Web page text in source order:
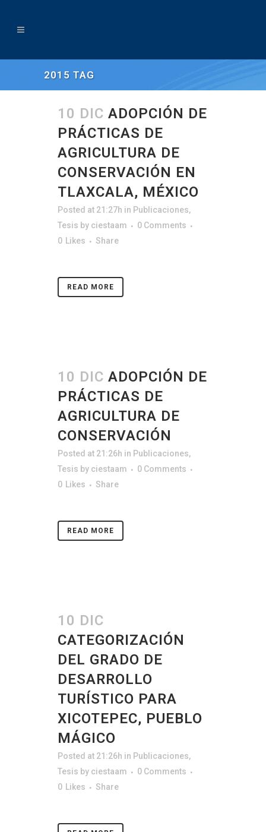
2015 TAG
10 DIC ADOPCIÓN DE
PRÁCTICAS DE
AGRICULTURA DE
CONSERVACIÓN EN
TLAXCALA, MÉXICO
Posted at 21:27h in Publicaciones,
Tesis by ciestaam
0 Comments
0 Likes Share
READ MORE
10 DIC ADOPCIÓN DE
PRÁCTICAS DE
AGRICULTURA DE
CONSERVACIÓN
Posted at 21:26h in Publicaciones,
Tesis by ciestaam
0 Comments
0 Likes Share
READ MORE
10 DIC
CATEGORIZACIÓN
DEL GRADO DE
DESARROLLO
TURÍSTICO PARA
XICOTEPEC, PUEBLO
MÁGICO
Posted at 21:26h in Publicaciones,
Tesis by ciestaam
0 Comments
0 Likes Share